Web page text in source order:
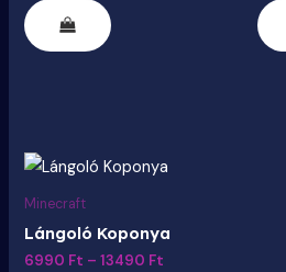
van.
választhatók
Minecraft
Lángoló Koponya
6990 Ft – 13490 Ft
Ártartomány:
Ennek
terméknek
több